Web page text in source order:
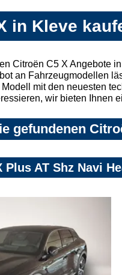
in Kleve
Citroën C5 X Angebote
an Fahrzeugmodellen
mit den neuesten
wir bieten Ihnen
gefundenen
Plus AT Shz Navi